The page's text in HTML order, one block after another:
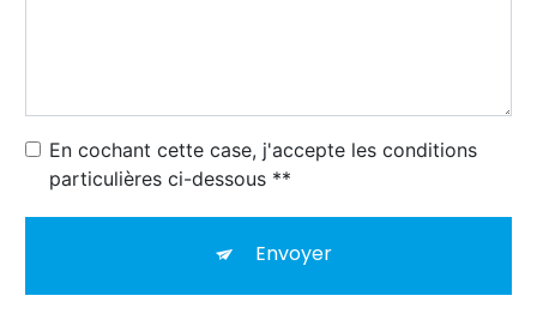
En cochant cette case, j'accepte les conditions
particulières ci-dessous **
Envoyer